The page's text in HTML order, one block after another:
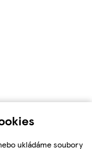
ukládáme soubory